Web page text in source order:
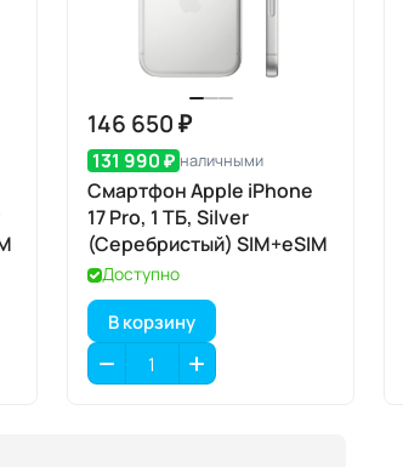
146 650 ₽
131 990 ₽ наличными
Смартфон Apple iPhone
17 Pro, 1 ТБ, Silver
(Серебристый) SIM+eSIM
Доступно
В корзину